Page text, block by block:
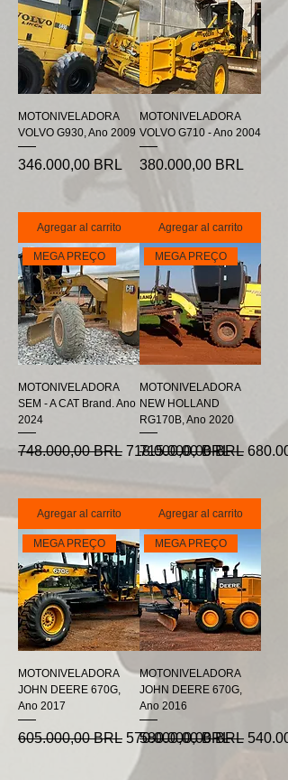
MOTONIVELADORA
VOLVO G930, Ano 2009
Precio
346.000,00 BRL
Agregar al carrito
MOTONIVELADORA
VOLVO G710 - Ano 2004
Precio
380.000,00 BRL
Agregar al carrito
MEGA PREÇO
MOTONIVELADORA
SEM - A CAT Brand. Ano
2024
Precio
748.000,00 BRL Precio de oferta
718.000,00 BRL
Agregar al carrito
MEGA PREÇO
MOTONIVELADORA
NEW HOLLAND
RG170B, Ano 2020
Precio
715.000,00 BRL Precio
Agregar al carrito
MEGA PREÇO
MOTONIVELADORA
JOHN DEERE 670G,
Ano 2017
Precio
605.000,00 BRL Precio de oferta
570.000,00 BRL
MEGA PREÇO
MOTONIVELADORA
JOHN DEERE 670G,
Ano 2016
Precio
580.000,00 BRL